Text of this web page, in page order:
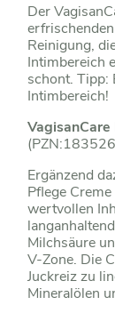
Der
Reinigung,
Intimbereich
schont. Tipp:
Intimbereich!
Ergänzend
Pflege
wertvollen
Milchsäure
V-Zone. Die
Juckreiz zu
Mineralölen